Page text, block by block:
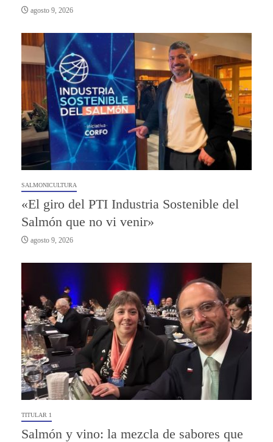
agosto 9, 2026
SALMONICULTURA
«El giro del PTI Industria Sostenible del
Salmón que no vi venir»
agosto 9, 2026
TITULAR 1
Salmón y vino: la mezcla de sabores que